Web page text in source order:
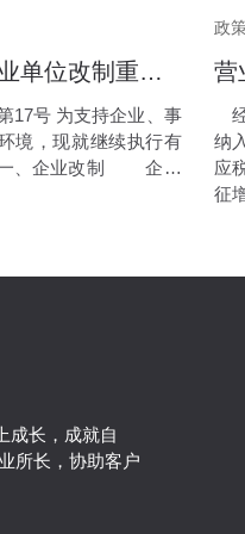
关于继续执行企业 事业单位改制重组有关契税政策的公告
业、事
境，现就继续执行有
业改制 企业
政
纳
应
征
成长，成就自
所长，协助客户